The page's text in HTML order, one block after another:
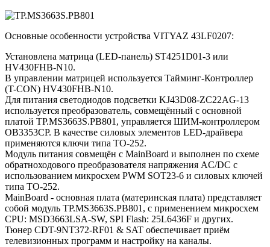
Основные особенности устройства VITYAZ 43LF0207:
Установлена матрица (LED-панель) ST4251D01-3 или
HV430FHB-N10.
В управлении матрицей используется Тайминг-Контроллер
(T-CON) HV430FHB-N10.
Для питания светодиодов подсветки KJ43D08-ZC22AG-13
используется преобразователь, совмещённый с основной
платой TP.MS3663S.PB801, управляется ШИМ-контроллером
OB3353CP. В качестве силовых элементов LED-драйвера
применяются ключи типа TO-252.
Модуль питания совмещён с MainBoard и выполнен по схеме
обратноходового преобразователя напряжения AC/DC c
использованием микросхем PWM SOT23-6 и силовых ключей
типа TO-252.
MainBoard - основная плата (материнская плата) представляет
собой модуль TP.MS3663S.PB801, с применением микросхем
CPU: MSD3663LSA-SW, SPI Flash: 25L6436F и других.
Тюнер CDT-9NT372-RF01 & SAT обеспечивает приём
телевизионных программ и настройку на каналы.